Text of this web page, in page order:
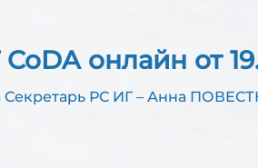
онлайн от
ПОВЕСТКА: 1. Избрание ведущего РС ИГ